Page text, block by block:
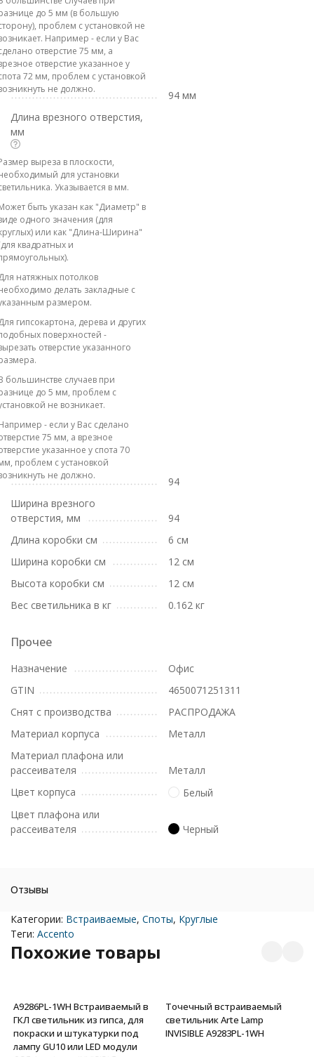
до 5 мм (в большую
проблем с установкой не
Например - если у Вас
отверстие 75 мм, а
отверстие указанное у
72 мм, проблем с установкой
не должно.
94 мм
Длина врезного отверстия,
мм
выреза в плоскости,
для установки
Указывается в мм.
быть указан как "Диаметр" в
одного значения (для
или как "Длина-Ширина"
квадратных и
натяжных потолков
делать закладные с
размером.
гипсокартона, дерева и других
поверхностей -
отверстие указанного
большинстве случаев при
до 5 мм, проблем с
не возникает.
- если у Вас сделано
75 мм, а врезное
указанное у спота 70
проблем с установкой
не должно.
94
Ширина врезного
отверстия, мм
94
Длина коробки см
6 см
Ширина коробки см
12 см
Высота коробки см
12 см
Вес светильника в кг
0.162 кг
Прочее
Назначение
Офис
GTIN
4650071251311
Снят с производства
РАСПРОДАЖА
Материал корпуса
Металл
Материал плафона или
рассеивателя
Металл
Цвет корпуса
Белый
Цвет плафона или
рассеивателя
Черный
Отзывы
Категории: Встраиваемые, Споты, Круглые
Теги: Accento
Похожие товары
A9286PL-1WH Встраиваемый в
ГКЛ светильник из гипса, для
покраски и штукатурки под
лампу GU10 или LED модули
Точечный встраиваемый
светильник Arte Lamp
INVISIBLE A9283PL-1WH